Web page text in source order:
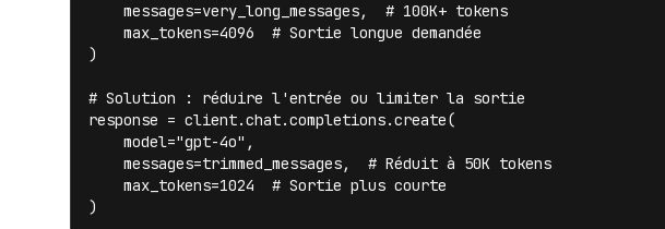
    messages=very_long_messages,  # 100K+ tokens
    max_tokens=4096  # Sortie longue demandée
)
# Solution : réduire l'entrée ou limiter la sortie
response = client.chat.completions.create(
    model="gpt-4o",
    messages=trimmed_messages,  # Réduit à 50K tokens
    max_tokens=1024  # Sortie plus courte
)